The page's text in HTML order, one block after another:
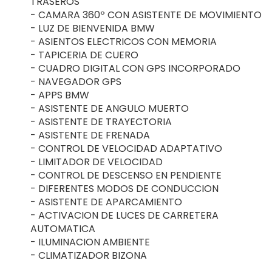
- CAMARA 360º CON ASISTENTE DE MOVIMIENTO
- LUZ DE BIENVENIDA BMW
- ASIENTOS ELECTRICOS CON MEMORIA
- TAPICERIA DE CUERO
- CUADRO DIGITAL CON GPS INCORPORADO
- NAVEGADOR GPS
- APPS BMW
- ASISTENTE DE ANGULO MUERTO
- ASISTENTE DE TRAYECTORIA
- ASISTENTE DE FRENADA
- CONTROL DE VELOCIDAD ADAPTATIVO
- LIMITADOR DE VELOCIDAD
- CONTROL DE DESCENSO EN PENDIENTE
- DIFERENTES MODOS DE CONDUCCION
- ASISTENTE DE APARCAMIENTO
- ACTIVACION DE LUCES DE CARRETERA
AUTOMATICA
- ILUMINACION AMBIENTE
- CLIMATIZADOR BIZONA